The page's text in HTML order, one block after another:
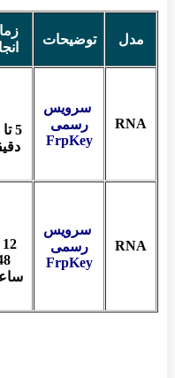
مدل توضیحات
RNA
سرویس
رسمی
FrpKey
RNA
سرویس
رسمی
FrpKey